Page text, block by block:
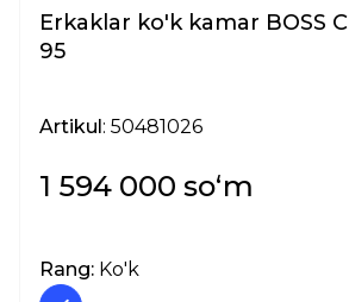
Erkaklar ko'k kamar BOSS
95
Artikul: 50481026
1 594 000 soʻm
Rang: Ko'k